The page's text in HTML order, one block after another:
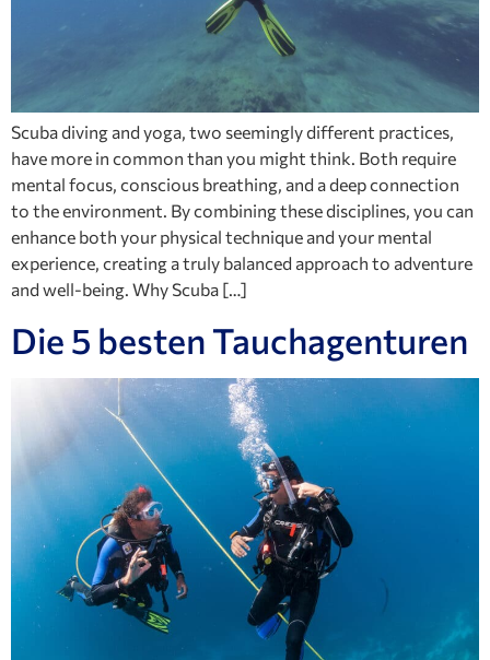
Scuba diving and yoga, two seemingly different practices,
have more in common than you might think. Both require
mental focus, conscious breathing, and a deep connection
to the environment. By combining these disciplines, you can
enhance both your physical technique and your mental
experience, creating a truly balanced approach to adventure
and well-being. Why Scuba […]
Die 5 besten Tauchagenturen